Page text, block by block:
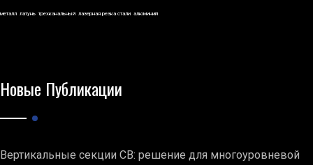
металл латунь трехканальный лазерная резка стали алюминий
Новые Публикации
Вертикальные секции СВ: решение для многоуровневой